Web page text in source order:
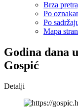
Brza
Po
Po
Mapa
Godina dana
Gospić
Detalji